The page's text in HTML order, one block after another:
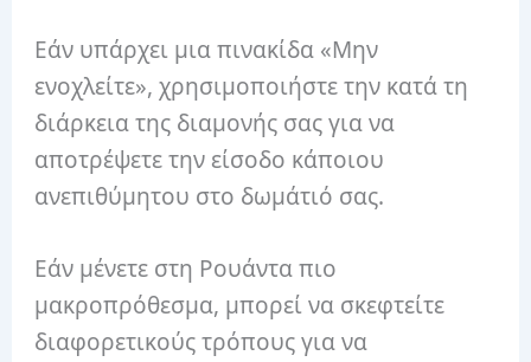
Εάν υπάρχει μια πινακίδα «Μην
ενοχλείτε», χρησιμοποιήστε την κατά τη
διάρκεια της διαμονής σας για να
αποτρέψετε την είσοδο κάποιου
ανεπιθύμητου στο δωμάτιό σας.
Εάν μένετε στη Ρουάντα πιο
μακροπρόθεσμα, μπορεί να σκεφτείτε
διαφορετικούς τρόπους για να